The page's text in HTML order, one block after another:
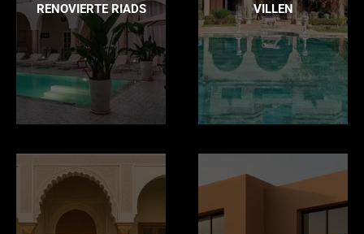
RENOVIERTE RIADS VILLEN